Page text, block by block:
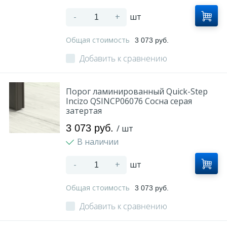
- + шт
Общая стоимость 3 073 руб.
Добавить к сравнению
Порог ламинированный Quick-Step
Incizo QSINCP06076 Сосна серая
затертая
3 073 руб. / шт
В наличии
- + шт
Общая стоимость 3 073 руб.
Добавить к сравнению